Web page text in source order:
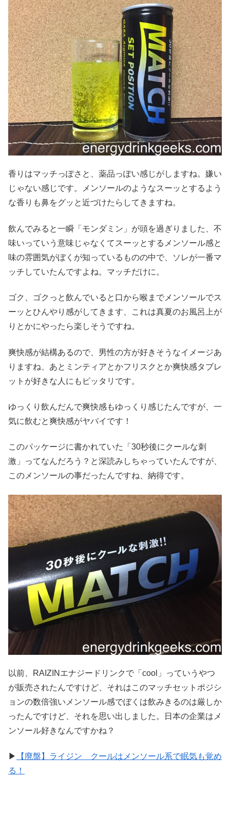
香りはマッチっぽさと、薬品っぽい感じがしますね。嫌い
じゃない感じです。メンソールのようなスーッとするよう
な香りも鼻をグッと近づけたらしてきますね。
飲んでみると一瞬「モンダミン」が頭を過ぎりました、不
味いっていう意味じゃなくてスーッとするメンソール感と
味の雰囲気がぼくが知っているものの中で、ソレが一番マ
ッチしていたんですよね。マッチだけに。
ゴク、ゴクっと飲んでいると口から喉までメンソールでス
ーッとひんやり感がしてきます、これは真夏のお風呂上が
りとかにやったら楽しそうですね。
爽快感が結構あるので、男性の方が好きそうなイメージあ
りますね、あとミンティアとかフリスクとか爽快感タブレ
ットが好きな人にもピッタリです。
ゆっくり飲んだんで爽快感もゆっくり感じたんですが、一
気に飲むと爽快感がヤバイです！
このパッケージに書かれていた「30秒後にクールな刺
激」ってなんだろう？と深読みしちゃっていたんですが、
このメンソールの事だったんですね、納得です。
以前、RAIZINエナジードリンクで「cool」っていうやつ
が販売されたんですけど、それはこのマッチセットポジシ
ョンの数倍強いメンソール感でぼくは飲みきるのは厳しか
ったんですけど、それを思い出しました。日本の企業はメ
ンソール好きなんですかね？
▶
【廃盤】ライジン クールはメンソール系で眠気も覚め
る！